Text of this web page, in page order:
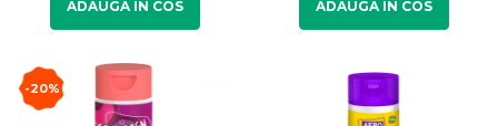
ADAUGA IN COS ADAUGA IN COS
-20%